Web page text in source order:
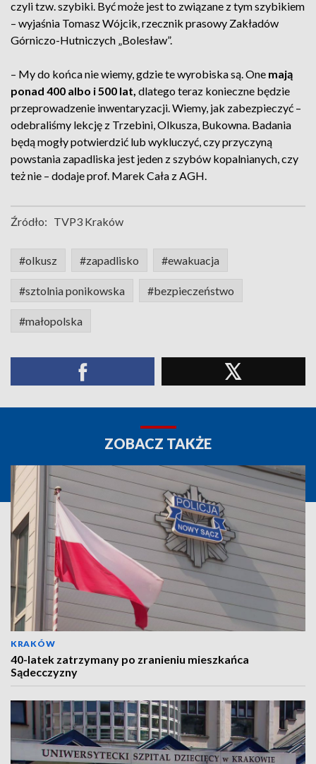
czyli tzw. szybiki. Być może jest to związane z tym szybikiem
– wyjaśnia Tomasz Wójcik, rzecznik prasowy Zakładów
Górniczo-Hutniczych „Bolesław”.
– My do końca nie wiemy, gdzie te wyrobiska są. One mają
ponad 400 albo i 500 lat, dlatego teraz konieczne będzie
przeprowadzenie inwentaryzacji. Wiemy, jak zabezpieczyć –
odebraliśmy lekcję z Trzebini, Olkusza, Bukowna. Badania
będą mogły potwierdzić lub wykluczyć, czy przyczyną
powstania zapadliska jest jeden z szybów kopalnianych, czy
też nie – dodaje prof. Marek Cała z AGH.
Źródło: TVP3 Kraków
#olkusz #zapadlisko #ewakuacja
#sztolnia ponikowska #bezpieczeństwo
#małopolska
ZOBACZ TAKŻE
KRAKÓW
40-latek zatrzymany po zranieniu mieszkańca
Sądecczyzny